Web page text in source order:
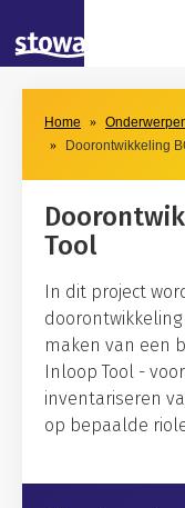
Skip to main content
Skip to main nav
Home
Doorontwikkeling
Tool
In dit project
maken van een
Inloop Tool -
inventariseren
op bepaalde